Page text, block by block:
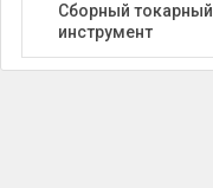
Сборный токарный
инструмент